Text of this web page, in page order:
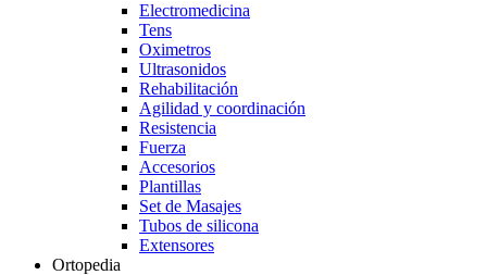
Electromedicina
Tens
Oximetros
Ultrasonidos
Rehabilitación
Agilidad y coordinación
Resistencia
Fuerza
Accesorios
Plantillas
Set de Masajes
Tubos de silicona
Extensores
Ortopedia